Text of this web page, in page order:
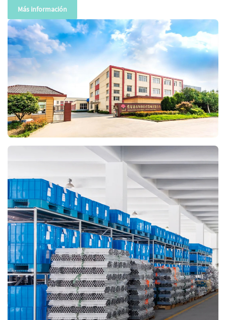
Más información